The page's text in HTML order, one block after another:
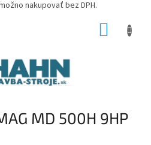
nakupovať bez DPH.
MD 500H 9HP